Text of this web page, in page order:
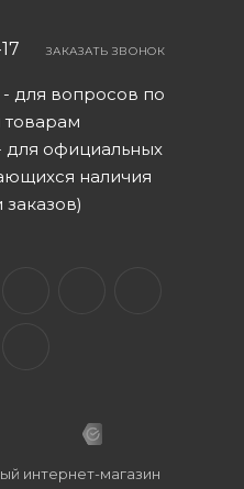
ЗАКАЗАТЬ ЗВОНОК
- для вопросов по
товарам
для официальных
наличия
интернет-магазин